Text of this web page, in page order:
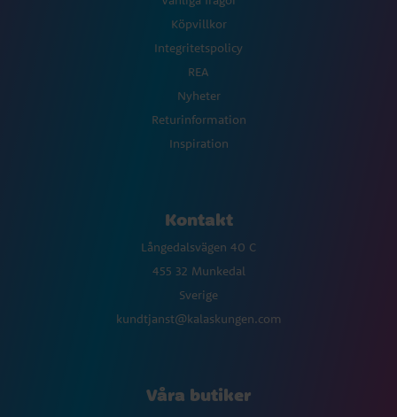
Köpvillkor
Integritetspolicy
REA
Nyheter
Returinformation
Inspiration
Kontakt
Långedalsvägen 40 C
455 32 Munkedal
Sverige
kundtjanst@kalaskungen.com
Våra butiker